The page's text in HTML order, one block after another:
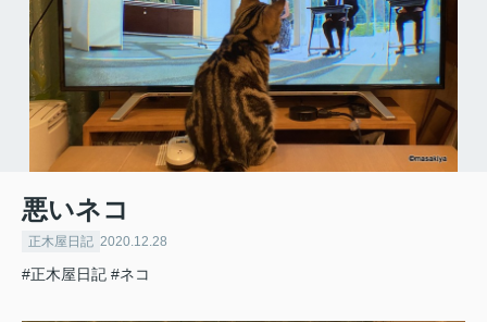
悪いネコ
正木屋日記 2020.12.28
#正木屋日記 #ネコ